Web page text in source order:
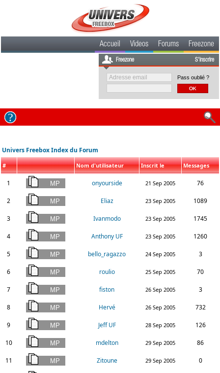
Accueil Videos Forums Freezone
Freezone S'inscrire
Pass oublié ?
Univers Freebox Index du Forum
# Nom d'utilisateur Inscrit le Messages
1 onyourside 21 Sep 2005 76
2 Eliaz 23 Sep 2005 1089
3 Ivanmodo 23 Sep 2005 1745
4 Anthony UF 23 Sep 2005 1260
5 bello_ragazzo 24 Sep 2005 3
6 roulio 25 Sep 2005 70
7 fiston 26 Sep 2005 3
8 Hervé 26 Sep 2005 732
9 Jeff UF 28 Sep 2005 126
10 mdelton 29 Sep 2005 86
11 Zitoune 29 Sep 2005 0